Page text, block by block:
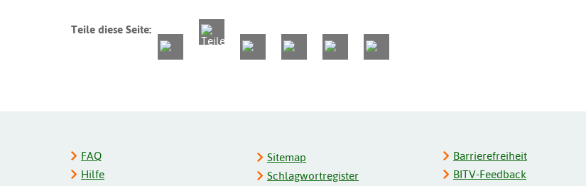
Teile diese Seite:
FAQ
Hilfe
Sitemap
Schlagwortregister
Barrierefreiheit
BITV-Feedback